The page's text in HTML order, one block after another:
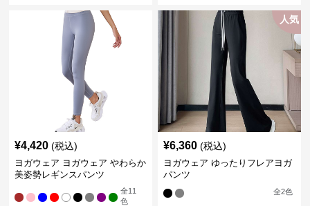
¥4,420 (税込)
ヨガウェア ヨガウェア やわらか
美姿勢レギンスパンツ
全11
色
人気
¥6,360 (税込)
ヨガウェア ゆったりフレアヨガ
パンツ
全2色